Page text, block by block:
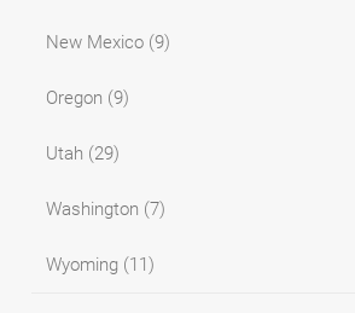
New Mexico (9)
Oregon (9)
Utah (29)
Washington (7)
Wyoming (11)